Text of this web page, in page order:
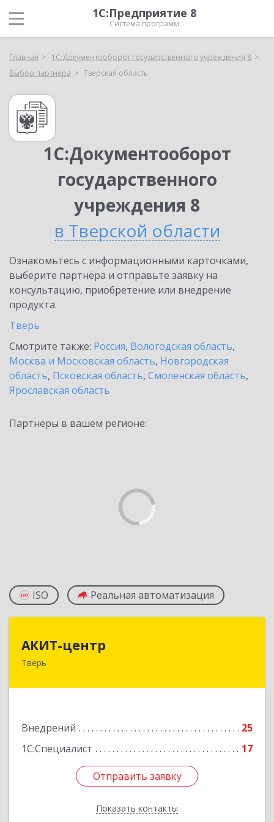
1С:Предприятие 8
Система программ
Главная
1С:Документооборот государственного учреждения 8
Выбор партнёра
Тверская область
1С:Документооборот
государственного
учреждения 8
в Тверской области
Ознакомьтесь с информационными карточками,
выберите партнёра и отправьте заявку на
консультацию, приобретение или внедрение
продукта.
Тверь
Смотрите также: Россия, Вологодская область,
Москва и Московская область, Новгородская
область, Псковская область, Смоленская область,
Ярославская область
Партнеры в вашем регионе:
ISO Реальная автоматизация
АКИТ-центр
Тверь
Внедрений
25
1С:Специалист
17
Отправить заявку
Показать контакты
170100, Тверская обл, Тверь г, Новоторжская
Отправить заявку
Назад